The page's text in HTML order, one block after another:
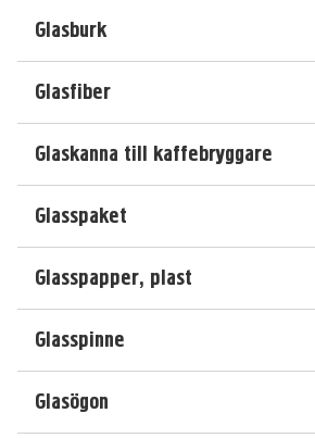
Glasburk
Glasfiber
Glaskanna till kaffebryggare
Glasspaket
Glasspapper, plast
Glasspinne
Glasögon